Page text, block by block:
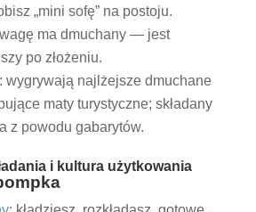
„mini sofę” na postoju.
ma dmuchany — jest
po złożeniu.
wygrywają najlżejsze dmuchane
maty turystyczne; składany
z powodu gabarytów.
i kultura użytkowania